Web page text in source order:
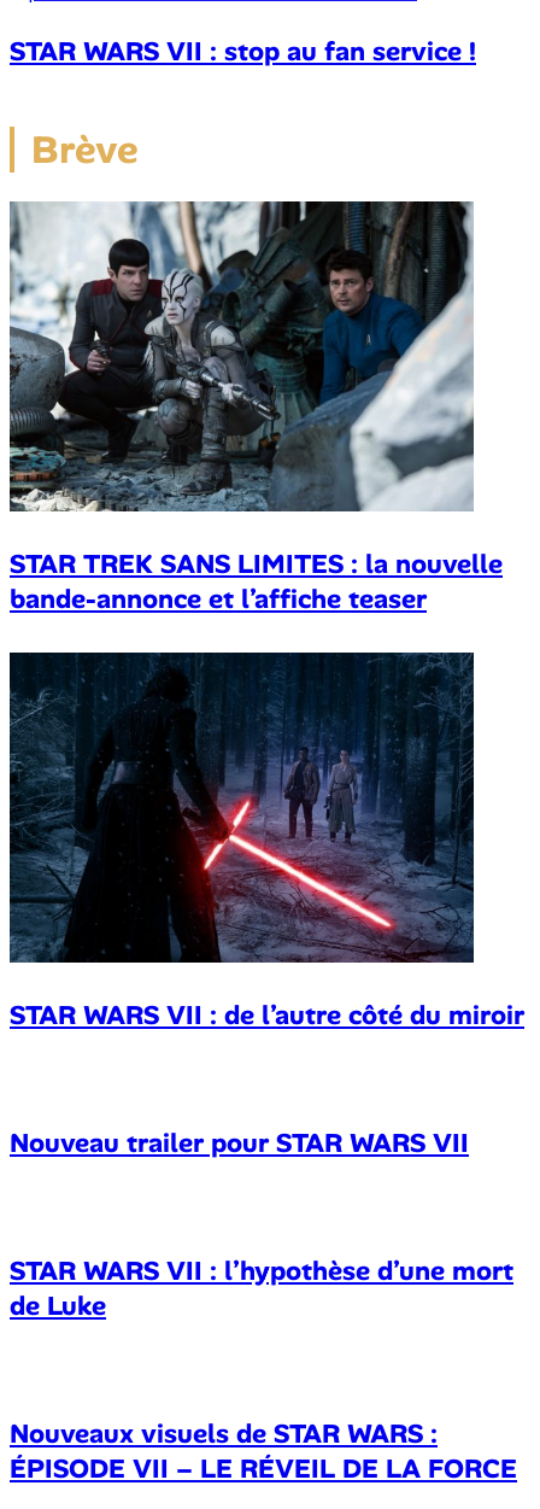
STAR WARS VII : stop au fan service !
Brève
STAR TREK SANS LIMITES : la nouvelle
bande-annonce et l’affiche teaser
STAR WARS VII : de l’autre côté du miroir
Nouveau trailer pour STAR WARS VII
STAR WARS VII : l’hypothèse d’une mort
de Luke
Nouveaux visuels de STAR WARS :
ÉPISODE VII – LE RÉVEIL DE LA FORCE